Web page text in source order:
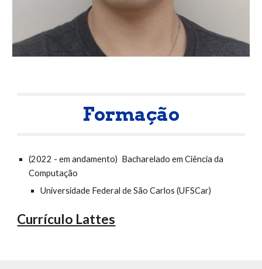
Formação
(2022 - em andamento) Bacharelado em Ciência da
Computação
Universidade Federal de São Carlos (UFSCar)
Currículo Lattes